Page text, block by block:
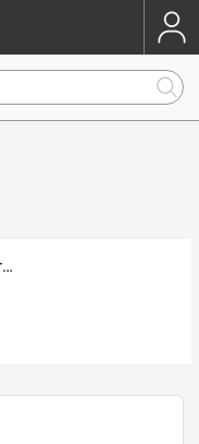
crayonvoyageur.overblog.com